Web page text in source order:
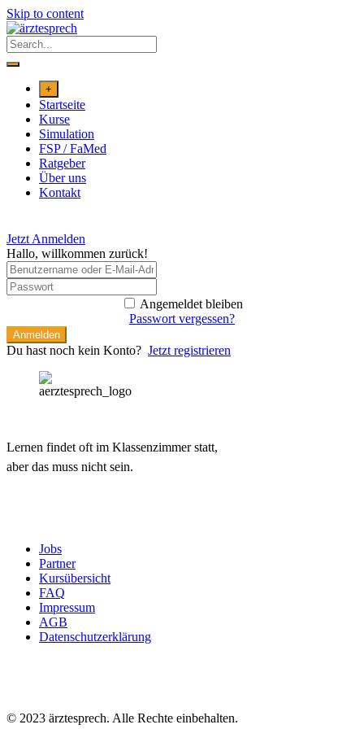
Skip to content
+
Startseite
Kurse
Simulation
FSP / FaMed
Ratgeber
Über uns
Kontakt
Jetzt Anmelden
Hallo, willkommen zurück!
Angemeldet bleiben
Passwort vergessen?
Anmelden
Du hast noch kein Konto? Jetzt registrieren
Lernen findet oft im Klassenzimmer statt,
aber das muss nicht sein.
Jobs
Partner
Kursübersicht
FAQ
Impressum
AGB
Datenschutzerklärung
© 2023 ärztesprech. Alle Rechte einbehalten.